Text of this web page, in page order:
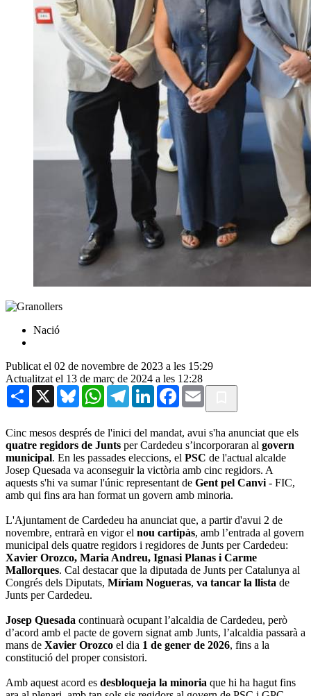
Nació
Publicat el 02 de novembre de 2023 a les 15:29
Actualitzat el 13 de març de 2024 a les 12:28
Share X BlueskyWhatsAppTelegramLinkedInFacebook
Email
Cinc mesos després de l'inici del mandat, avui s'ha anunciat que els
quatre regidors de Junts per Cardedeu s’incorporaran al govern
municipal. En les passades eleccions, el PSC de l'actual alcalde
Josep Quesada va aconseguir la victòria amb cinc regidors. A
aquests s'hi va sumar l'únic representant de Gent pel Canvi - FIC,
amb qui fins ara han format un govern amb minoria.
L'Ajuntament de Cardedeu ha anunciat que, a partir d'avui 2 de
novembre, entrarà en vigor el nou cartipàs, amb l’entrada al govern
municipal dels quatre regidors i regidores de Junts per Cardedeu:
Xavier Orozco, Maria Andreu, Ignasi Planas i Carme
Mallorques. Cal destacar que la diputada de Junts per Catalunya al
Congrés dels Diputats, Míriam Nogueras, va tancar la llista de
Junts per Cardedeu.
Josep Quesada continuarà ocupant l’alcaldia de Cardedeu, però
d’acord amb el pacte de govern signat amb Junts, l’alcaldia passarà a
mans de Xavier Orozco el dia 1 de gener de 2026, fins a la
constitució del proper consistori.
Amb aquest acord es desbloqueja la minoria que hi ha hagut fins